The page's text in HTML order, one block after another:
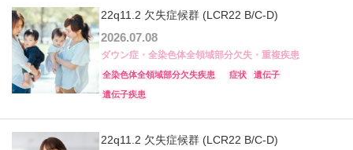
22q11.2 欠失症候群 (LCR22 B/C-D)
2026.07.08
ダウン症・全染色体全領域部分欠失・重複疾患
全染色体全領域部分欠失疾患 症状 遺伝子
遺伝子疾患
22q11.2 欠失症候群 (LCR22 B/C-D)